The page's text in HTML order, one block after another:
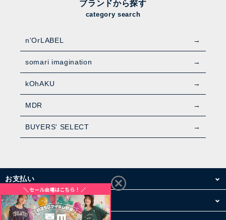
ブランドから探す
category search
n'OrLABEL
somari imagination
kOhAKU
MDR
BUYERS' SELECT
お支払い
配送・送料